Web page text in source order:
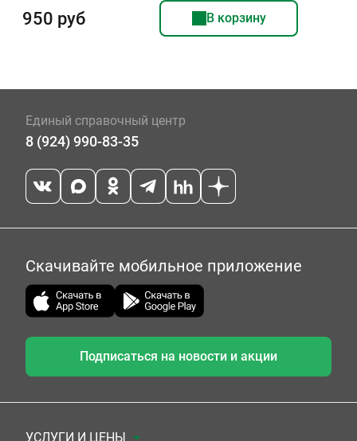
950 руб В корзину
Единый справочный центр
8 (924) 990-83-35
Скачивайте мобильное приложение
Подписаться на новости и акции
УСЛУГИ И ЦЕНЫ